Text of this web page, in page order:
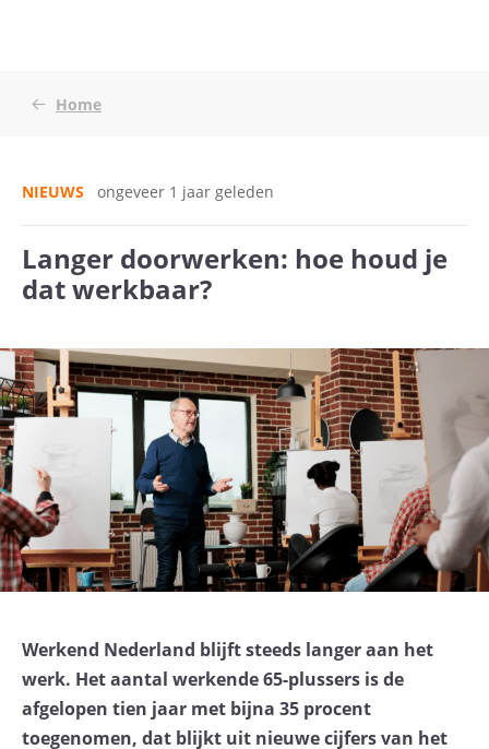
Home
NIEUWS ongeveer 1 jaar geleden
Langer doorwerken: hoe houd je
dat werkbaar?
Werkend Nederland blijft steeds langer aan het
werk. Het aantal werkende 65-plussers is de
afgelopen tien jaar met bijna 35 procent
toegenomen, dat blijkt uit nieuwe cijfers van het